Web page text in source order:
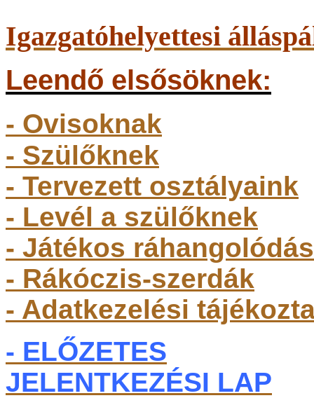
Igazgatóhelyettesi
Leendő elsősöknek:
- Ovisoknak
- Szülőknek
- Tervezett osztályaink
- Levél a szülőknek
- Játékos ráhangolódás
- Rákóczis-szerdák
- Adatkezelési
- ELŐZETES
JELENTKEZÉSI LAP